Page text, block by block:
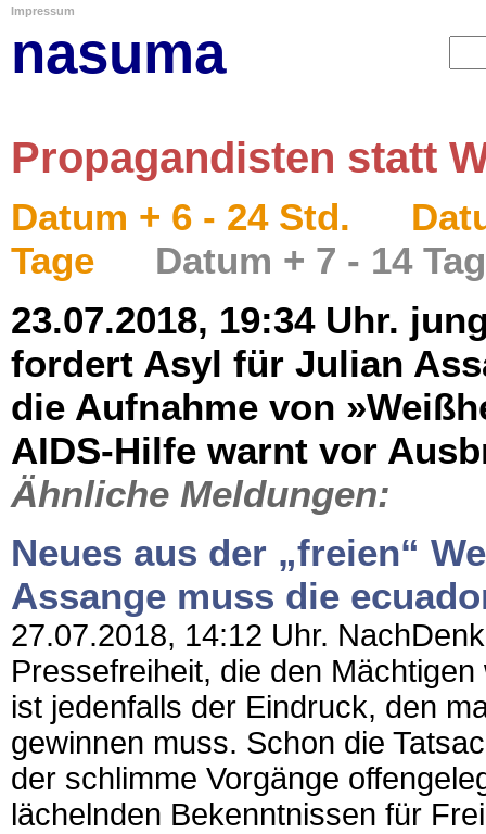
Impressum
nasuma
Propagandisten statt
Datum + 6 - 24 Std.
Tage
Datum + 7 - 14
23.07.2018, 19:34 Uhr.
fordert Asyl für Julian
die Aufnahme von
AIDS-Hilfe warnt vor
Ähnliche Meldungen:
Neues aus der „freien“
Assange muss die
27.07.2018, 14:12 Uhr.
Pressefreiheit, die den
ist jedenfalls der Eindruck, den
gewinnen muss. Schon die
der schlimme Vorgänge
lächelnden Bekenntnissen für